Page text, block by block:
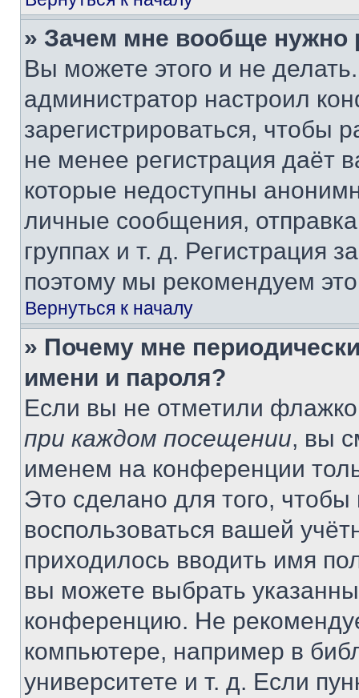
» Зачем мне вообще нужно
Вы можете этого и не
администратор настроил
зарегистрироваться, чтобы
не менее регистрация даёт
которые недоступны
личные сообщения,
группах и т. д. Регистрация
поэтому мы рекомендуем
Вернуться к началу
» Почему мне
имени и пароля?
Если вы не отметили
при каждом посещении, вы
именем на конференции
Это сделано для того, чтобы
воспользоваться вашей
приходилось вводить имя
вы можете выбрать
конференцию. Не
компьютере, например в
университете и т. д. Если